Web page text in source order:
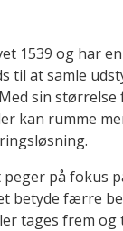
1539 og har
til at samle
sin
kan rumme
på fokus
betyde færre
tages frem og